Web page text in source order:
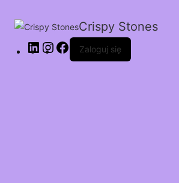
Crispy Stones
Zaloguj się